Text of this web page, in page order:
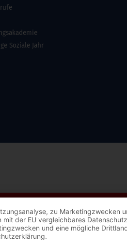
Soziale Jahr
zu Marketingzwecken
der EU vergleichbares
und eine mögliche